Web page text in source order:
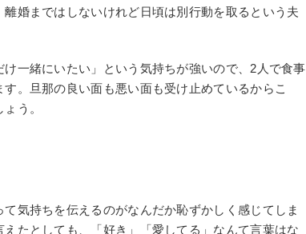
婚まではしないけれど日頃は別行動を取るという夫
一緒にいたい」という気持ちが強いので、2人で食事
。旦那の良い面も悪い面も受け止めているからこ
う。
気持ちを伝えるのがなんだか恥ずかしく感じてしま
たとしても、「好き」「愛してる」なんて言葉はな